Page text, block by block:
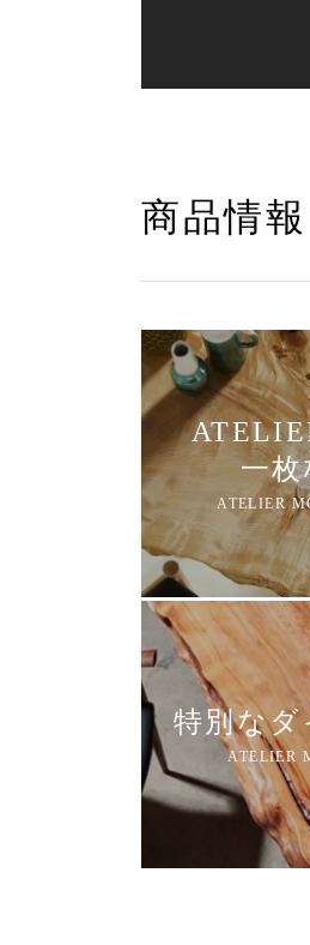
商品情報
一
特別な